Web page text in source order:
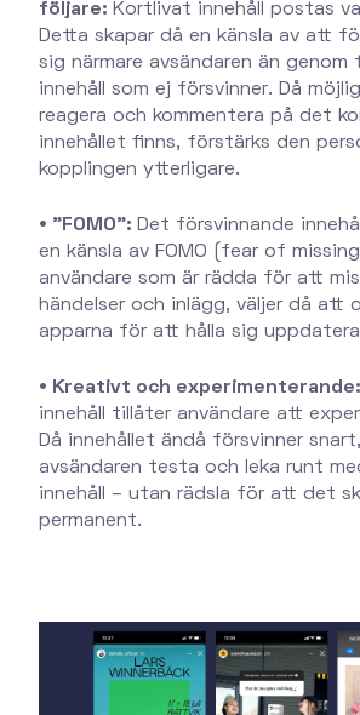
följare: Kortlivat innehåll postas
Detta skapar då en känsla av att
sig närmare avsändaren än
innehåll som ej försvinner. Då
reagera och kommentera på det
innehållet finns, förstärks den
kopplingen ytterligare.
• "FOMO": Det försvinnande
en känsla av FOMO (fear of
användare som är rädda för att
händelser och inlägg, väljer då att
apparna för att hålla sig
• Kreativt och experimenterande:
innehåll tillåter användare att
Då innehållet ändå försvinner
avsändaren testa och leka runt
innehåll – utan rädsla för att det
permanent.